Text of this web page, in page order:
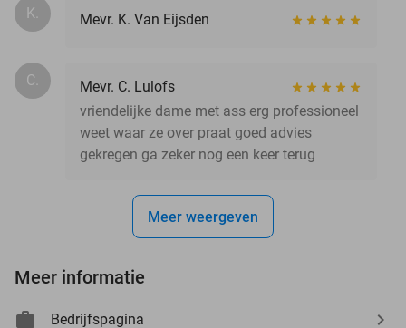
K. Mevr. K. Van Eijsden
C.
Mevr. C. Lulofs
vriendelijke dame met ass erg professioneel
weet waar ze over praat goed advies
gekregen ga zeker nog een keer terug
Meer weergeven
Meer informatie
Bedrijfspagina